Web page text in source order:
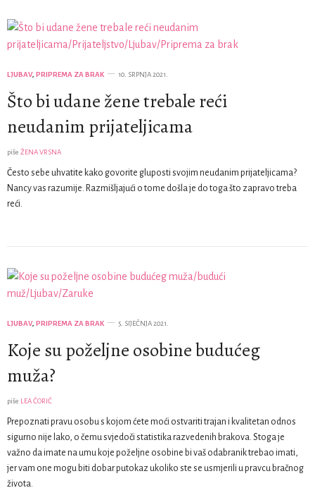
LJUBAV, PRIPREMA ZA BRAK 10. SRPNJA 2021.
Što bi udane žene trebale reći
neudanim prijateljicama
piše ŽENA VRSNA
Često sebe uhvatite kako govorite gluposti svojim neudanim prijateljicama?
Nancy vas razumije. Razmišljajući o tome došla je do toga što zapravo treba
reći.
LJUBAV, PRIPREMA ZA BRAK 5. SIJEČNJA 2021.
Koje su poželjne osobine budućeg
muža?
piše LEA ČORIĆ
Prepoznati pravu osobu s kojom ćete moći ostvariti trajan i kvalitetan odnos
sigurno nije lako, o čemu svjedoči statistika razvedenih brakova. Stoga je
važno da imate na umu koje poželjne osobine bi vaš odabranik trebao imati,
jer vam one mogu biti dobar putokaz ukoliko ste se usmjerili u pravcu bračnog
života.